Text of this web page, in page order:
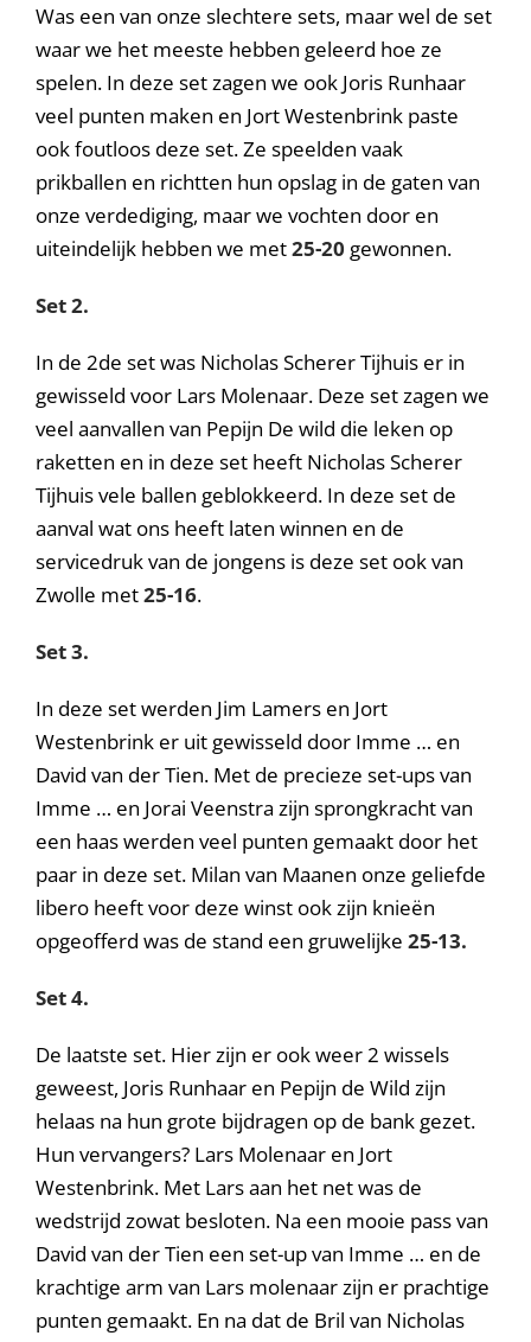
Was een van onze slechtere sets, maar wel de set
waar we het meeste hebben geleerd hoe ze
spelen. In deze set zagen we ook Joris Runhaar
veel punten maken en Jort Westenbrink paste
ook foutloos deze set. Ze speelden vaak
prikballen en richtten hun opslag in de gaten van
onze verdediging, maar we vochten door en
uiteindelijk hebben we met25-20 gewonnen.
Set 2.
In de 2de set was Nicholas Scherer Tijhuis er in
gewisseld voor Lars Molenaar. Deze set zagen we
veel aanvallen van Pepijn De wild die leken op
raketten en in deze set heeft Nicholas Scherer
Tijhuis vele ballen geblokkeerd. In deze set de
aanval wat ons heeft laten winnen en de
servicedruk van de jongens is deze set ook van
Zwolle met25-16.
Set 3.
In deze set werden Jim Lamers en Jort
Westenbrink er uit gewisseld door Imme … en
David van der Tien. Met de precieze set-ups van
Imme … en Jorai Veenstra zijn sprongkracht van
een haas werden veel punten gemaakt door het
paar in deze set. Milan van Maanen onze geliefde
libero heeft voor deze winst ook zijn knieën
opgeofferd was de stand een gruwelijke 25-13.
Set 4.
De laatste set. Hier zijn er ook weer 2 wissels
geweest, Joris Runhaar en Pepijn de Wild zijn
helaas na hun grote bijdragen op de bank gezet.
Hun vervangers? Lars Molenaar en Jort
Westenbrink. Met Lars aan het net was de
wedstrijd zowat besloten. Na een mooie pass van
David van der Tien een set-up van Imme … en de
krachtige arm van Lars molenaar zijn er prachtige
punten gemaakt. En na dat de Bril van Nicholas